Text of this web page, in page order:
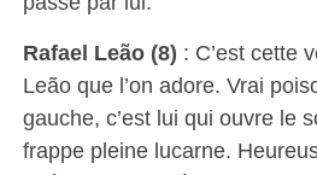
Rafael Leão (8) : C’est cette
Leão que l’on adore. Vrai
gauche, c’est lui qui ouvre le
frappe pleine lucarne.